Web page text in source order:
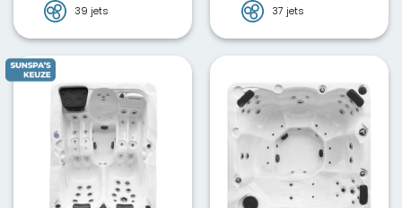
39 jets
37 jets